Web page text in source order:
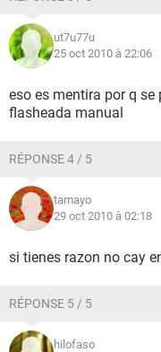
ut7u77u
25 oct 2010 à 22:06
eso es mentira por q
flasheada manual
RÉPONSE 4 / 5
tamayo
29 oct 2010 à 02:18
si tienes razon no cay
RÉPONSE 5 / 5
hilofaso